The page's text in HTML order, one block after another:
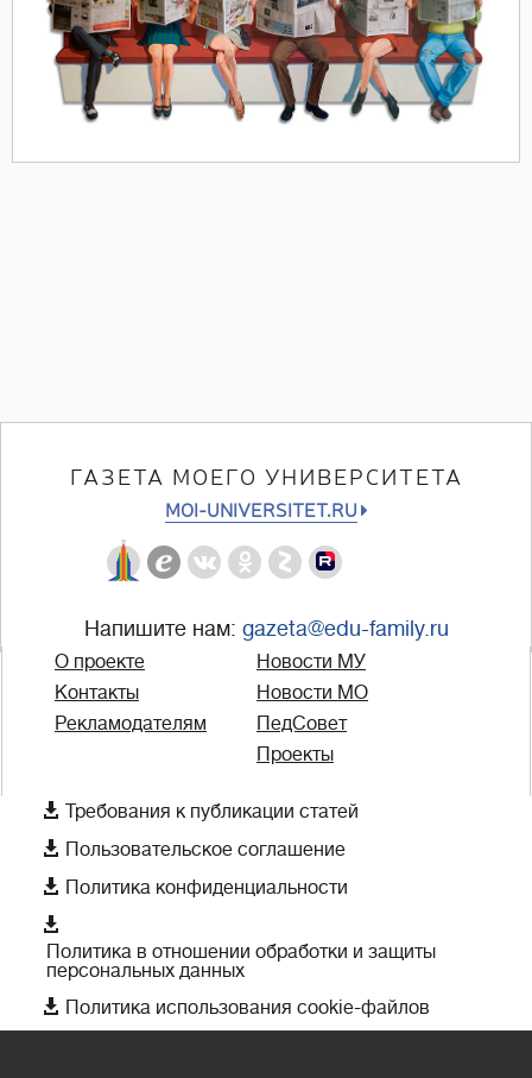
ГАЗЕТА МОЕГО УНИВЕРСИТЕТА
MOI-UNIVERSITET.RU
Напишите нам: gazeta@edu-family.ru
О проекте
Контакты
Рекламодателям
Новости МУ
Новости МО
ПедСовет
Проекты
 Требования к публикации статей
 Пользовательское соглашение
 Политика конфиденциальности

Политика в отношении обработки и защиты
персональных данных
 Политика использования cookie-файлов